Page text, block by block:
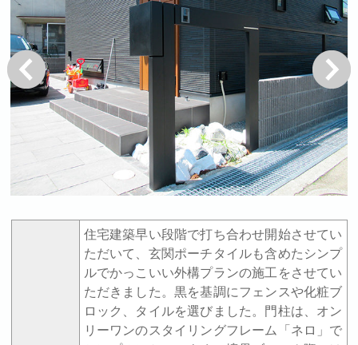
戻る 次へ
住宅建築早い段階で打ち合わせ開始させてい
ただいて、玄関ポーチタイルも含めたシンプ
ルでかっこいい外構プランの施工をさせてい
ただきました。黒を基調にフェンスや化粧ブ
ロック、タイルを選びました。門柱は、オン
リーワンのスタイリングフレーム「ネロ」で